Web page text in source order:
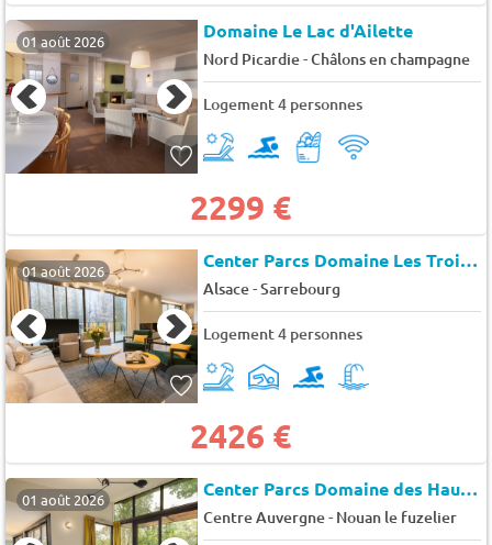
01 août 2026 Domaine Le Lac d'Ailette
Nord Picardie-Châlons en champagne
Logement 4 personnes
2299 €
01 août 2026 Center Parcs Domaine Les Trois Forêts
Alsace-Sarrebourg
Logement 4 personnes
2426 €
01 août 2026 Center Parcs Domaine des Hauts de Bruyères
Centre Auvergne- Nouan le fuzelier